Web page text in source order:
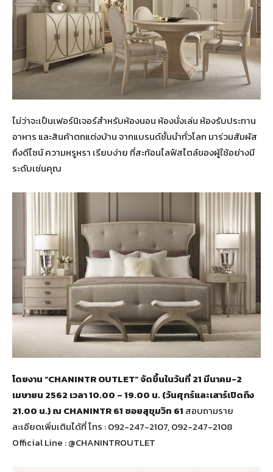
ไม่ว่าจะเป็นเฟอร์นิเจอร์สำหรับห้องนอน ห้องนั่งเล่น ห้องรับประทาน
อาหาร และสินค้าตกแต่งบ้าน จากแบรนด์ชั้นนำทั่วโลก มาร่วมสัมผัส
ถึงดีไซน์ ความหรูหรา เรียบง่าย ที่สะท้อนไลฟ์สไตล์ของผู้ใช้อย่างมี
ระดับเช่นคุณ
โดยงาน “CHANINTR OUTLET” จัดขึ้นในวันที่ 21 มีนาคม-2
เมษายน 2562 เวลา 10.00 – 19.00 น. (วันศุกร์และเสาร์เปิดถึง
21.00 น.) ณ CHANINTR 61 ซอยสุขุมวิท 61 สอบถามราย
ละเอียดเพิ่มเติมได้ที่ โทร : 092-247-2107, 092-247-2108
Official Line : @CHANINTROUTLET